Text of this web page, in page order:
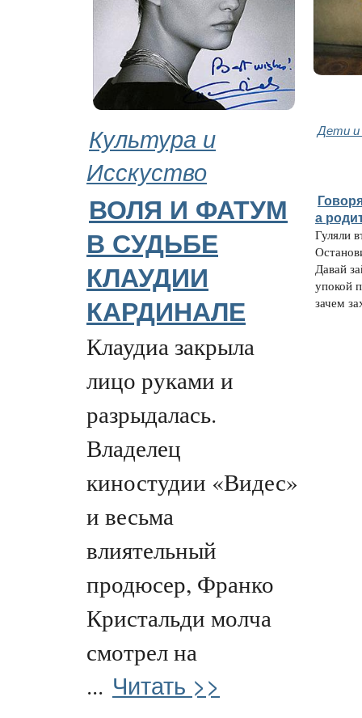
Культура и
Исскуство
Дети и
ВОЛЯ И ФАТУМ
В СУДЬБЕ
КЛАУДИИ
КАРДИНАЛЕ
Клаудиа закрыла
лицо руками и
разрыдалась.
Владелец
киностудии «Видес»
и весьма
влиятельный
продюсер, Франко
Кристальди молча
смотрел на
... Читать >>
а
Гуляли
Давай
упокой
зачем